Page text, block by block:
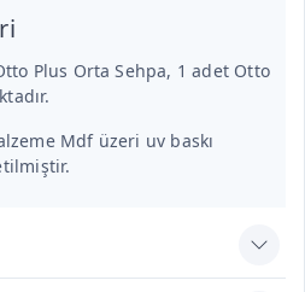
Plus Orta Sehpa, 1 adet Otto
Mdf üzeri uv baskı